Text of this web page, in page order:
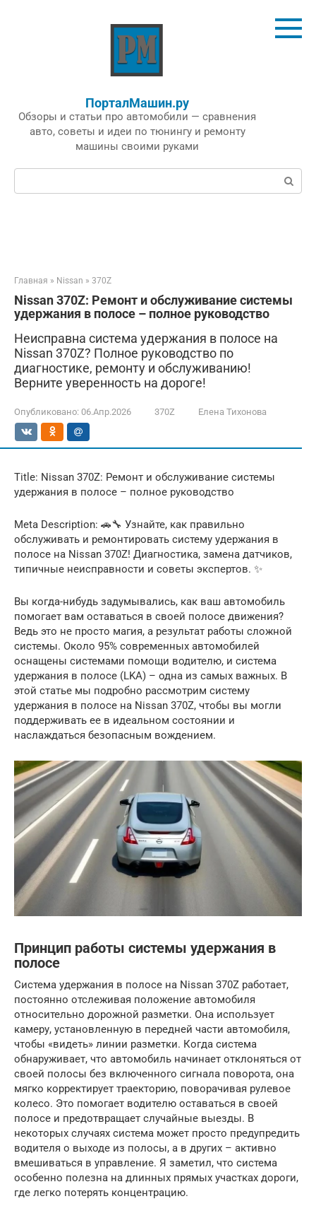
ПорталМашин.ру
Обзоры и статьи про автомобили — сравнения
авто, советы и идеи по тюнингу и ремонту
машины своими руками
Поиск:
Главная » Nissan » 370Z
Nissan 370Z: Ремонт и обслуживание системы
удержания в полосе – полное руководство
Неисправна система удержания в полосе на
Nissan 370Z? Полное руководство по
диагностике, ремонту и обслуживанию!
Верните уверенность на дороге!
Опубликовано: 06.Апр.2026 370Z Елена Тихонова
Title: Nissan 370Z: Ремонт и обслуживание системы
удержания в полосе – полное руководство
Meta Description: 🚗🔧 Узнайте, как правильно
обслуживать и ремонтировать систему удержания в
полосе на Nissan 370Z! Диагностика, замена датчиков,
типичные неисправности и советы экспертов. ✨
Вы когда-нибудь задумывались, как ваш автомобиль
помогает вам оставаться в своей полосе движения?
Ведь это не просто магия, а результат работы сложной
системы. Около 95% современных автомобилей
оснащены системами помощи водителю, и система
удержания в полосе (LKA) – одна из самых важных. В
этой статье мы подробно рассмотрим систему
удержания в полосе на Nissan 370Z, чтобы вы могли
поддерживать ее в идеальном состоянии и
наслаждаться безопасным вождением.
Принцип работы системы удержания в
полосе
Система удержания в полосе на Nissan 370Z работает,
постоянно отслеживая положение автомобиля
относительно дорожной разметки. Она использует
камеру, установленную в передней части автомобиля,
чтобы «видеть» линии разметки. Когда система
обнаруживает, что автомобиль начинает отклоняться от
своей полосы без включенного сигнала поворота, она
мягко корректирует траекторию, поворачивая рулевое
колесо. Это помогает водителю оставаться в своей
полосе и предотвращает случайные выезды. В
некоторых случаях система может просто предупредить
водителя о выходе из полосы, а в других – активно
вмешиваться в управление. Я заметил, что система
особенно полезна на длинных прямых участках дороги,
где легко потерять концентрацию.